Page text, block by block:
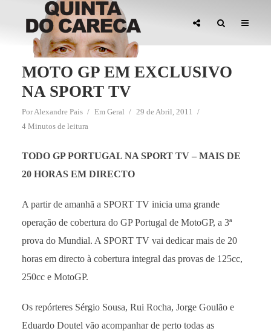
MOTO GP EM EXCLUSIVO
NA SPORT TV
PorAlexandre Pais Em Geral
29 de Abril, 2011
4 Minutos de leitura
TODO GP PORTUGAL NA SPORT TV – MAIS DE
20 HORAS EM DIRECTO
A partir de amanhã a SPORT TV inicia uma grande
operação de cobertura do GP Portugal de MotoGP, a 3ª
prova do Mundial. A SPORT TV vai dedicar mais de 20
horas em directo à cobertura integral das provas de 125cc,
250cc e MotoGP.
Os repórteres Sérgio Sousa, Rui Rocha, Jorge Goulão e
Eduardo Doutel vão acompanhar de perto todas as